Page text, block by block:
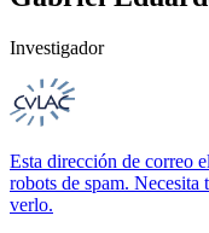
Investigador
Esta dirección de correo
robots de spam. Necesita
verlo.